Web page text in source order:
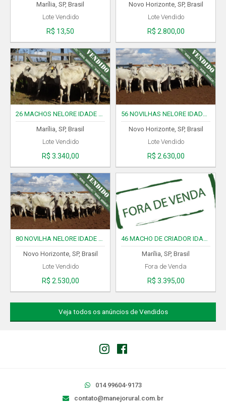
Marília, SP, Brasil
Lote Vendido
R$ 13,50
Novo Horizonte, SP, Brasil
Lote Vendido
R$ 2.800,00
Marília, SP, Brasil
Lote Vendido
R$ 3.340,00
Novo Horizonte, SP, Brasil
Lote Vendido
R$ 2.630,00
Novo Horizonte, SP, Brasil
Lote Vendido
R$ 2.530,00
Marília, SP, Brasil
Fora de Venda
R$ 3.395,00
Veja todos os anúncios de Vendidos
014 99604-9173
contato@manejorural.com.br